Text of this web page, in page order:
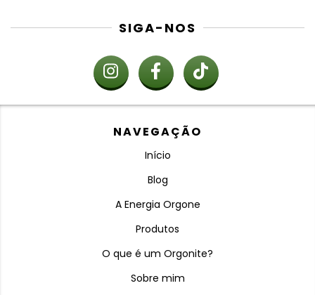
SIGA-NOS
NAVEGAÇÃO
Início
Blog
A Energia Orgone
Produtos
O que é um Orgonite?
Sobre mim